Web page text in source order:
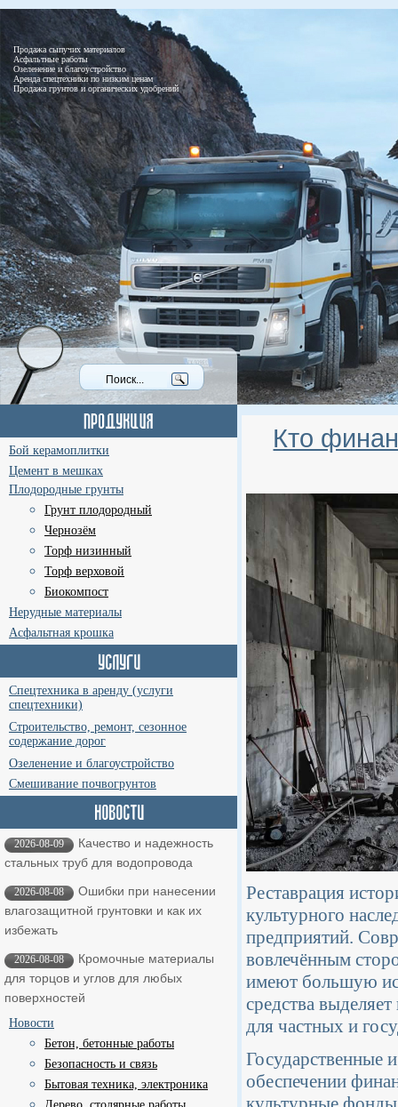
Продажа сыпучих материалов
Асфальтные работы
Озеленение и благоустройство
Аренда спецтехники по низким ценам
Продажа грунтов и органических удобрений
Бой керамоплитки
Цемент в мешках
Плодородные грунты
Грунт плодородный
Чернозём
Торф низинный
Торф верховой
Биокомпост
Нерудные материалы
Асфальтная крошка
Спецтехника в аренду (услуги
спецтехники)
Строительство, ремонт, сезонное
содержание дорог
Озеленение и благоустройство
Смешивание почвогрунтов
2026-08-09
Качество и надежность
стальных труб для водопровода
2026-08-08
Ошибки при нанесении
влагозащитной грунтовки и как их
избежать
2026-08-08
Кромочные материалы
для торцов и углов для любых
поверхностей
Новости
Бетон, бетонные работы
Безопасность и связь
Бытовая техника, электроника
Кто
Реставрация
культурного
предприятий.
вовлечённым
имеют большую
средства
для частных и
Государственные
обеспечении